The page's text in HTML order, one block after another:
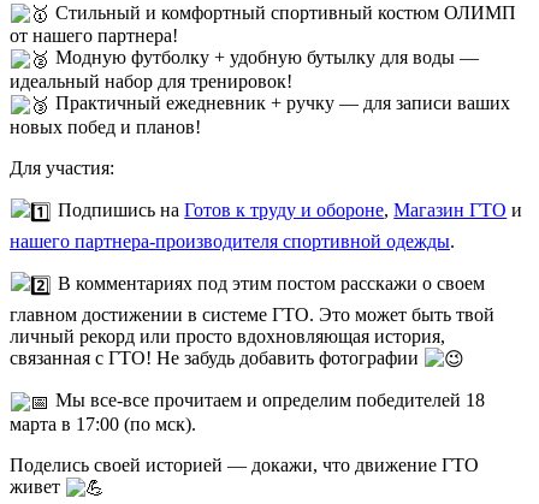
Стильный и комфортный спортивный костюм ОЛИМП
от нашего партнера!
Модную футболку + удобную бутылку для воды —
идеальный набор для тренировок!
Практичный ежедневник + ручку — для записи ваших
новых побед и планов!
Для участия:
Подпишись наГотов к труду и обороне,Магазин ГТО и
нашего партнера-производителя спортивной одежды.
В комментариях под этим постом расскажи о своем
главном достижении в системе ГТО. Это может быть твой
личный рекорд или просто вдохновляющая история,
связанная с ГТО! Не забудь добавить фотографии
Мы все-все прочитаем и определим победителей 18
марта в 17:00 (по мск).
Поделись своей историей — докажи, что движение ГТО
живет